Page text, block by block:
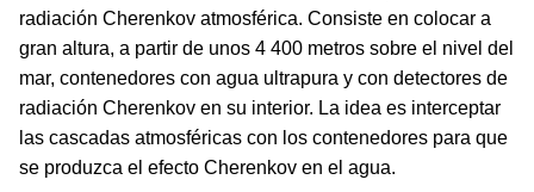
radiación Cherenkov atmosférica. Consiste en colocar a
gran altura, a partir de unos 4 400 metros sobre el nivel del
mar, contenedores con agua ultrapura y con detectores de
radiación Cherenkov en su interior. La idea es interceptar
las cascadas atmosféricas con los contenedores para que
se produzca el efecto Cherenkov en el agua.